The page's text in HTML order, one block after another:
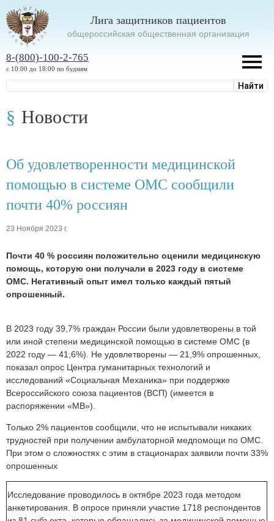
Лига защитников пациентов
oбщероссийская общественная организация
8-(800)-100-2-765
с 10:00 до 18:00 по будням
Новости
Об удовлетворенности медицинской
помощью в системе ОМС сообщили
почти 40% россиян
23 Ноября 2023 г.
Почти 40 % россиян положительно оценили медицинскую
помощь, которую они получали в 2023 году в системе
ОМС. Негативный опыт имел только каждый пятый
опрошенный.
В 2023 году 39,7% граждан России были удовлетворены в той
или иной степени медицинской помощью в системе ОМС (в
2022 году — 41,6%). Не удовлетворены — 21,9% опрошенных,
показал опрос Центра гуманитарных технологий и
исследований «Социальная Механика» при поддержке
Всероссийского союза пациентов (ВСП) (имеется в
распоряжении «МВ»).
Только 2% пациентов сообщили, что не испытывали никаких
трудностей при получении амбулаторной медпомощи по ОМС.
При этом о сложностях с этим в стационарах заявили почти 33%
опрошенных
Исследование проводилось в октябре 2023 года методом
анкетирования. В опросе приняли участие 1718 респондентов